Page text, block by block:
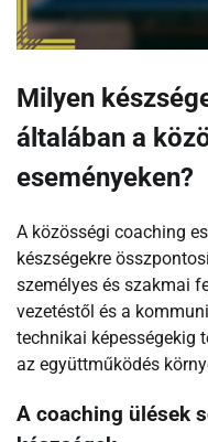
Milyen
általában a
eseményeken?
A közösségi coaching
készségekre
személyes és szakmai
vezetéstől és a
technikai képességekig
az együttműködés
A coaching ülések